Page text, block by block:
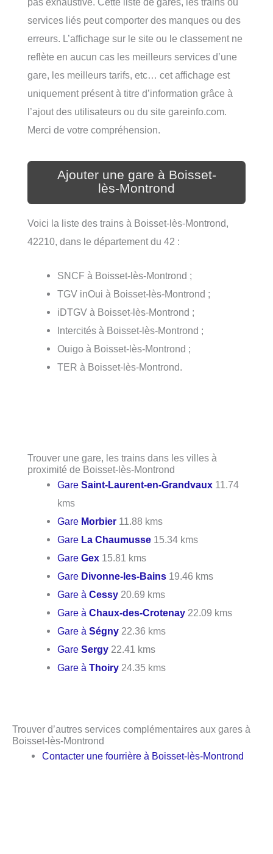
services liés peut comporter des manques ou des
erreurs. L’affichage sur le site ou le classement ne
reflète en aucun cas les meilleurs services d’une
gare, les meilleurs tarifs, etc… cet affichage est
uniquement présent à titre d’information grâce à
l’ajout des utilisateurs ou du site gareinfo.com.
Merci de votre compréhension.
Ajouter une gare à Boisset-
lès-Montrond
Voici la liste des trains à Boisset-lès-Montrond,
42210, dans le département du 42 :
SNCF à Boisset-lès-Montrond ;
TGV inOui à Boisset-lès-Montrond ;
iDTGV à Boisset-lès-Montrond ;
Intercités à Boisset-lès-Montrond ;
Ouigo à Boisset-lès-Montrond ;
TER à Boisset-lès-Montrond.
Trouver une gare, les trains dans les villes à
proximité de Boisset-lès-Montrond
GareSaint-Laurent-en-Grandvaux 11.74
kms
Gare Morbier 11.88 kms
Gare La Chaumusse 15.34 kms
GareGex 15.81 kms
Gare Divonne-les-Bains 19.46 kms
Gare àCessy 20.69 kms
Gare àChaux-des-Crotenay 22.09 kms
Gare àSégny 22.36 kms
GareSergy 22.41 kms
Gare àThoiry 24.35 kms
Trouver d’autres services complémentaires aux gares à
Boisset-lès-Montrond
Contacter une fourrière à Boisset-lès-Montrond